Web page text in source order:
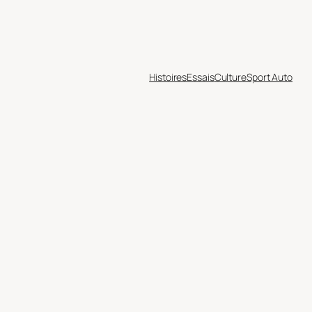
HistoiresEssaisCultureSport Auto